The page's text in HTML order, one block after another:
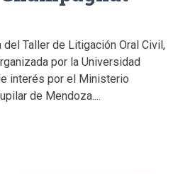
Taller de Litigación Oral Civil,
por la Universidad
interés por el Ministerio
de Mendoza....